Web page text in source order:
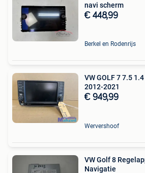
navi scherm
€ 448,99
Berkel en Rodenrijs
VW GOLF 7 7.5
2012-2021
€ 949,99
Wervershoof
VW Golf 8
Navigatie